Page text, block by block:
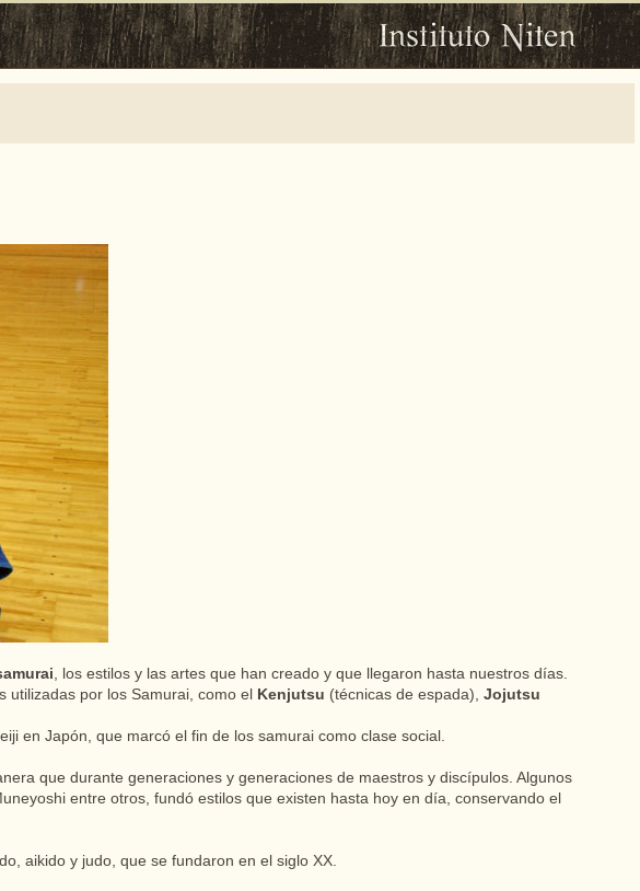
, los estilos y las artes que han creado y que llegaron hasta nuestros días.
por los Samurai, como el
Kenjutsu (técnicas de espada), Jojutsu
en Japón, que marcó el fin de los samurai como clase social.
que durante generaciones y generaciones de maestros y discípulos. Algunos
entre otros, fundó estilos que existen hasta hoy en día, conservando el
aikido y judo, que se fundaron en el siglo XX.